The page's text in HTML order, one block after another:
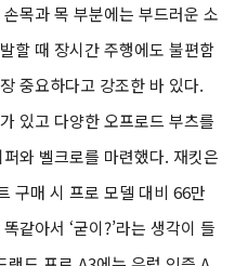
목과 목 부분에는 부드러운 소
할 때 장시간 주행에도 불편함
중요하다고 강조한 바 있다.
있고 다양한 오프로드 부츠를
와 벨크로를 마련했다. 재킷은
구매 시 프로 모델 대비 66만
같아서 ‘굳이?’라는 생각이 들